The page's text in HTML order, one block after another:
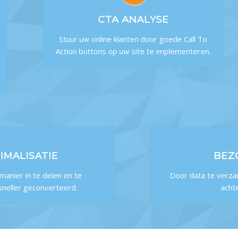
CTA ANALYSE
Stuur uw online klanten door goede Call To
Action buttons op uw site te implementeren.
in te delen en te
geconverteerd.
Door data te